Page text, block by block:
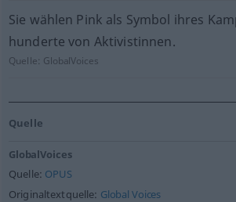
Sie wählen Pink als Symbol ihres
hunderte von Aktivistinnen.
Quelle: GlobalVoices
Quelle
GlobalVoices
Quelle: OPUS
Originaltextquelle: Global Voices